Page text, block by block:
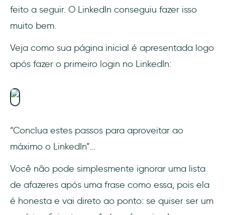
feito a seguir. O LinkedIn conseguiu fazer isso
muito bem.
Veja como sua página inicial é apresentada logo
após fazer o primeiro login no LinkedIn:
“Conclua estes passos para aproveitar ao
máximo o LinkedIn”…
Você não pode simplesmente ignorar uma lista
de afazeres após uma frase como essa, pois ela
é honesta e vai direto ao ponto: se quiser ser um